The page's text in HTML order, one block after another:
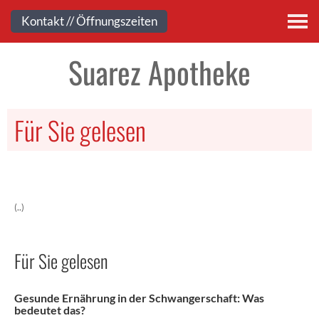
Kontakt
Suarez Apotheke
Für Sie gelesen
(..)
Für Sie gelesen
Gesunde Ernährung in der Schwangerschaft: Was
bedeutet das?
Kontakt // Öffnungszeiten